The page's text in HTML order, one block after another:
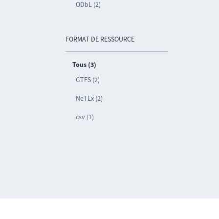
ODbL (2)
FORMAT DE RESSOURCE
Tous (3)
GTFS (2)
NeTEx (2)
csv (1)